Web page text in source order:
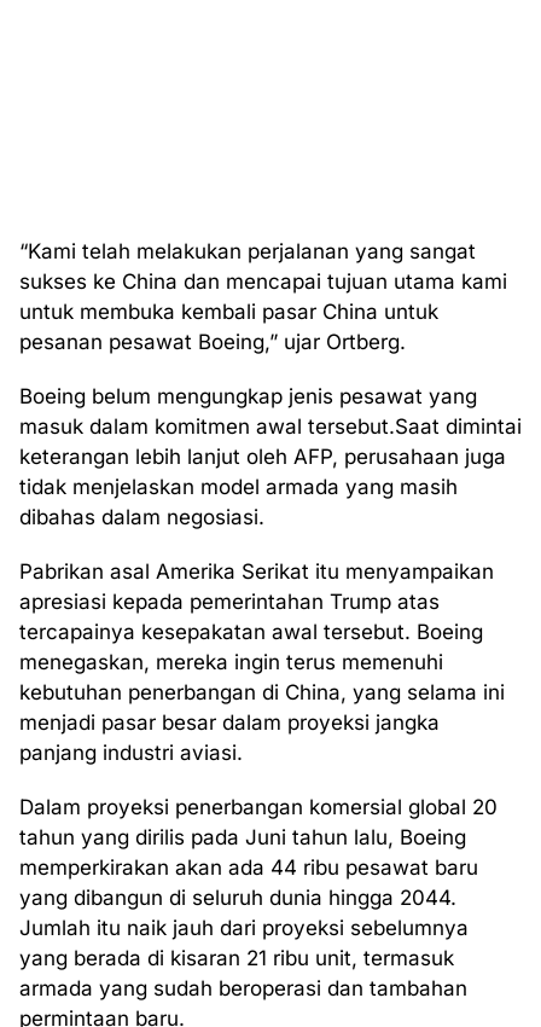
“Kami telah melakukan perjalanan yang sangat
sukses ke China dan mencapai tujuan utama kami
untuk membuka kembali pasar China untuk
pesanan pesawat Boeing,” ujar Ortberg.
Boeing belum mengungkap jenis pesawat yang
masuk dalam komitmen awal tersebut.Saat dimintai
keterangan lebih lanjut oleh AFP, perusahaan juga
tidak menjelaskan model armada yang masih
dibahas dalam negosiasi.
Pabrikan asal Amerika Serikat itu menyampaikan
apresiasi kepada pemerintahan Trump atas
tercapainya kesepakatan awal tersebut. Boeing
menegaskan, mereka ingin terus memenuhi
kebutuhan penerbangan di China, yang selama ini
menjadi pasar besar dalam proyeksi jangka
panjang industri aviasi.
Dalam proyeksi penerbangan komersial global 20
tahun yang dirilis pada Juni tahun lalu, Boeing
memperkirakan akan ada 44 ribu pesawat baru
yang dibangun di seluruh dunia hingga 2044.
Jumlah itu naik jauh dari proyeksi sebelumnya
yang berada di kisaran 21 ribu unit, termasuk
armada yang sudah beroperasi dan tambahan
permintaan baru.